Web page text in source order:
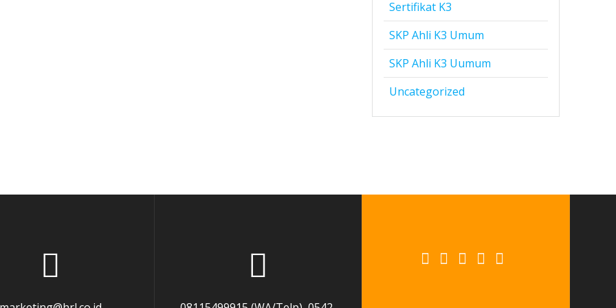
Sertifikat K3
SKP Ahli K3 Umum
SKP Ahli K3 Uumum
Uncategorized